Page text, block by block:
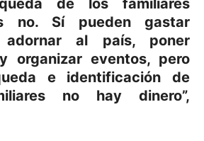
no. Sí pueden gastar
adornar al país, poner
organizar eventos, pero
e identificación de
no hay dinero”,